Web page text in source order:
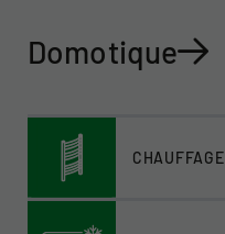
Domotique
CHAUFFAGE